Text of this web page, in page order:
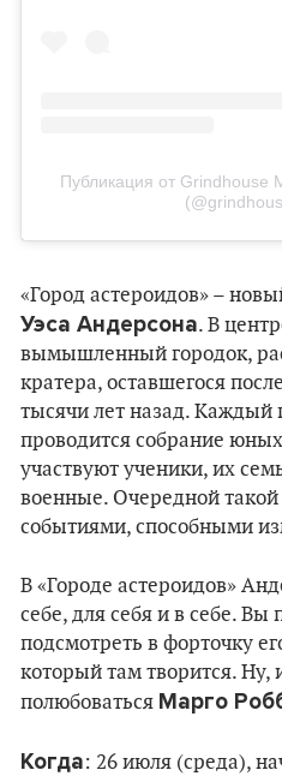
Публикация от Grindhouse
«Город астероидов» –
Уэса Андерсона. В
вымышленный городок,
кратера, оставшегося
тысячи лет назад. Каждый
проводится собрание
участвуют ученики, их
военные. Очередной такой
событиями, способными
В «Городе астероидов»
себе, для себя и в себе.
подсмотреть в форточку
который там творится. Ну,
полюбоваться Марго
Когда: 26 июля (среда),